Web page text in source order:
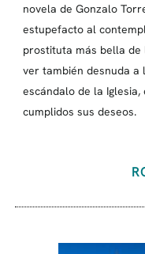
novela de Gonzalo
estupefacto al
prostituta más bella de
ver también desnuda a
escándalo de la
cumplidos sus deseos.